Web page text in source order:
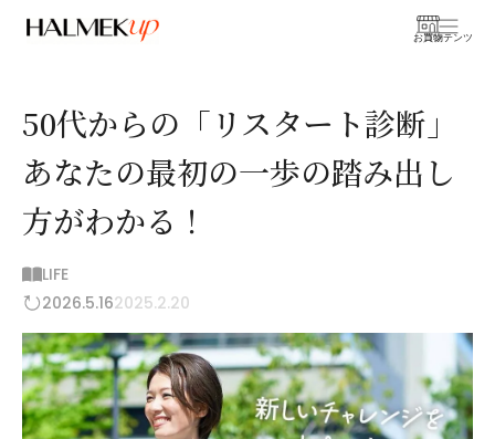
お買物
コンテンツ
50代からの「リスタート診断」
あなたの最初の一歩の踏み出し
方がわかる！
LIFE
2026.5.162025.2.20